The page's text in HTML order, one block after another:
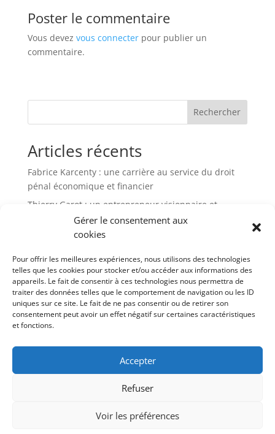
Gérer le consentement aux
cookies
Pour offrir les meilleures expériences, nous utilisons des technologies
telles que les cookies pour stocker et/ou accéder aux informations des
appareils. Le fait de consentir à ces technologies nous permettra de
traiter des données telles que le comportement de navigation ou les ID
uniques sur ce site. Le fait de ne pas consentir ou de retirer son
consentement peut avoir un effet négatif sur certaines caractéristiques
et fonctions.
Accepter
Refuser
Voir les préférences
Poster le commentaire
Vous devez vous connecterpour publier un
commentaire.
Rechercher
Articles récents
Fabrice Karcenty : une carrière au service du droit
pénal économique et financier
Thierry Garot : un entrepreneur visionnaire et
Altho Brets : l’ancrage breton d’un leader de la chips
Thierry Di Litta : un parcours atypique
JCA Academy : une école alternative pour repenser la
réussite et la liberté
Commentaires récents
Aucun commentaire à afficher.
Politique de cookies (UE)